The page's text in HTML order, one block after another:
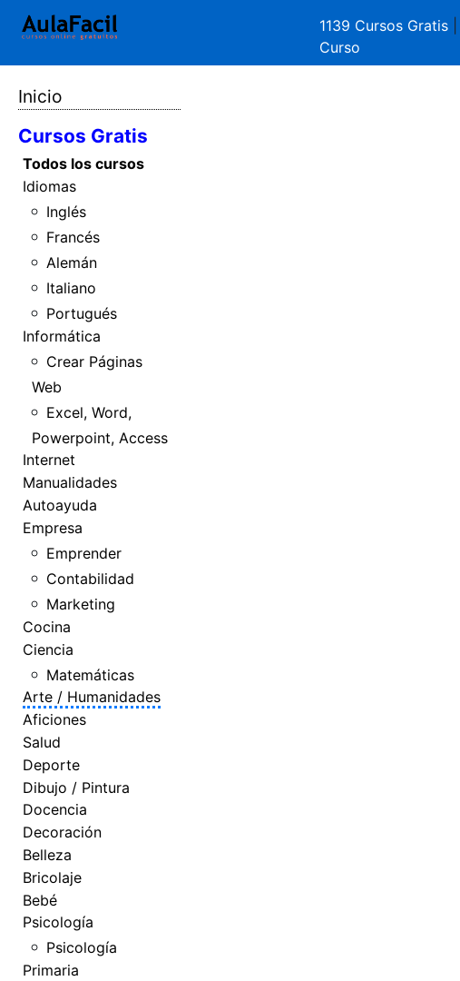
1139 Cursos Gratis
Curso
Inicio
Cursos Gratis
Todos los cursos
Idiomas
Inglés
Francés
Alemán
Italiano
Portugués
Informática
Crear Páginas
Web
Excel, Word,
Powerpoint, Access
Internet
Manualidades
Autoayuda
Empresa
Emprender
Contabilidad
Marketing
Cocina
Ciencia
Matemáticas
Arte / Humanidades
Aficiones
Salud
Deporte
Dibujo / Pintura
Docencia
Decoración
Belleza
Bricolaje
Bebé
Psicología
Psicología
Primaria